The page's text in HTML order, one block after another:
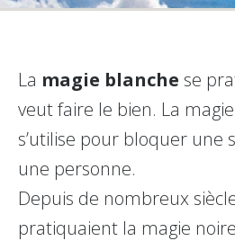
La magie blanche se
veut faire le bien. La
s’utilise pour bloquer une
une personne.
Depuis de nombreux
pratiquaient la magie